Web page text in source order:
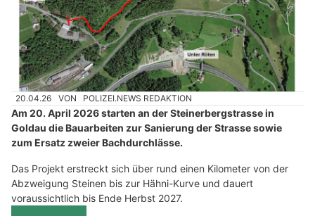
20.04.26 VON POLIZEI.NEWS REDAKTION
Am 20. April 2026 starten an der Steinerbergstrasse in
Goldau die Bauarbeiten zur Sanierung der Strasse sowie
zum Ersatz zweier Bachdurchlässe.
Das Projekt erstreckt sich über rund einen Kilometer von der
Abzweigung Steinen bis zur Hähni-Kurve und dauert
voraussichtlich bis Ende Herbst 2027.